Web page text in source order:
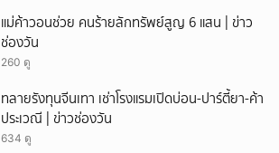
แม่ค้าวอนช่วย คนร้ายลักทรัพย์สูญ 6 แสน | ข่าว
ช่องวัน
260 ดู
ทลายรังทุนจีนเทา เช่าโรงแรมเปิดบ่อน-ปาร์ตี้ยา-ค้า
ประเวณี | ข่าวช่องวัน
634 ดู